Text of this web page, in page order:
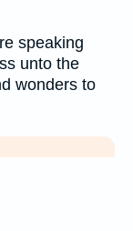
speaking
unto the
wonders to